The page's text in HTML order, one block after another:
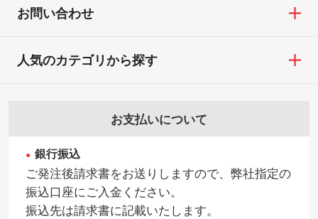
お問い合わせ
お支払いについて
銀行振込
ご発注後請求書をお送りしますので、弊社指定の
振込口座にご入金ください。
振込先は請求書に記載いたします。
人気のカテゴリから探す